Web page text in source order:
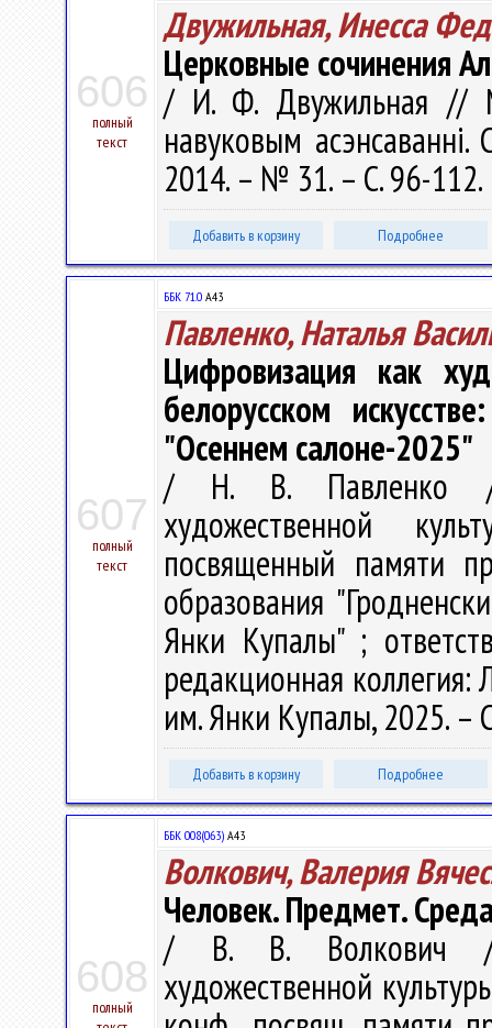
606
полный
текст
Двужильная, Инесса
Церковные сочинения
/ И. Ф. Двужильная //
навуковым
2014. – № 31. – С. 96-112.
Добавить в корзину Подробнее
607
полный
текст
ББК 71.0 А43
Павленко, Наталья
Цифровизация как
белорусском
"Осеннем салоне-2025"
/ Н. В. Павленко //
художественной
посвященный памяти
образования
Янки Купалы" ;
редакционная коллегия:
им. Янки Купалы, 2025. –
Добавить в корзину Подробнее
608
полный
ББК 008(063) А43
Волкович, Валерия
Человек. Предмет.
/ В. В. Волкович //
художественной